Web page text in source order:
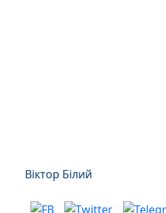
Віктор Білий